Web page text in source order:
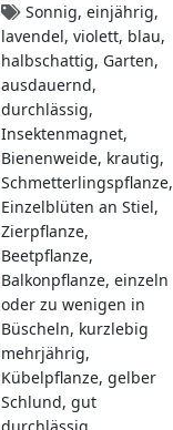
Sonnig, einjährig,
lavendel, violett, blau,
halbschattig, Garten,
ausdauernd,
durchlässig,
Insektenmagnet,
Bienenweide, krautig,
Schmetterlingspflanze,
Einzelblüten an Stiel,
Zierpflanze,
Beetpflanze,
Balkonpflanze, einzeln
oder zu wenigen in
Büscheln, kurzlebig
mehrjährig,
Kübelpflanze, gelber
Schlund, gut